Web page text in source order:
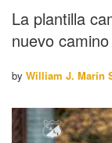
La plantilla
nuevo
by William J. Marín